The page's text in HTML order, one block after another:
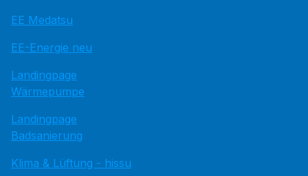
EE Medatsu
EE-Energie neu
Landingpage
Wärmepumpe
Landingpage
Badsanierung
Klima & Lüftung - hissu